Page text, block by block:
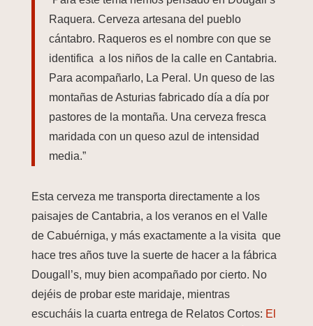
Raquera. Cerveza artesana del pueblo
cántabro. Raqueros es el nombre con que se
identifica a los niños de la calle en Cantabria.
Para acompañarlo, La Peral. Un queso de las
montañas de Asturias fabricado día a día por
pastores de la montaña. Una cerveza fresca
maridada con un queso azul de intensidad
media.”
Esta cerveza me transporta directamente a los
paisajes de Cantabria, a los veranos en el Valle
de Cabuérniga, y más exactamente a la visita que
hace tres años tuve la suerte de hacer a la fábrica
Dougall’s, muy bien acompañado por cierto. No
dejéis de probar este maridaje, mientras
escucháis la cuarta entrega de Relatos Cortos: El